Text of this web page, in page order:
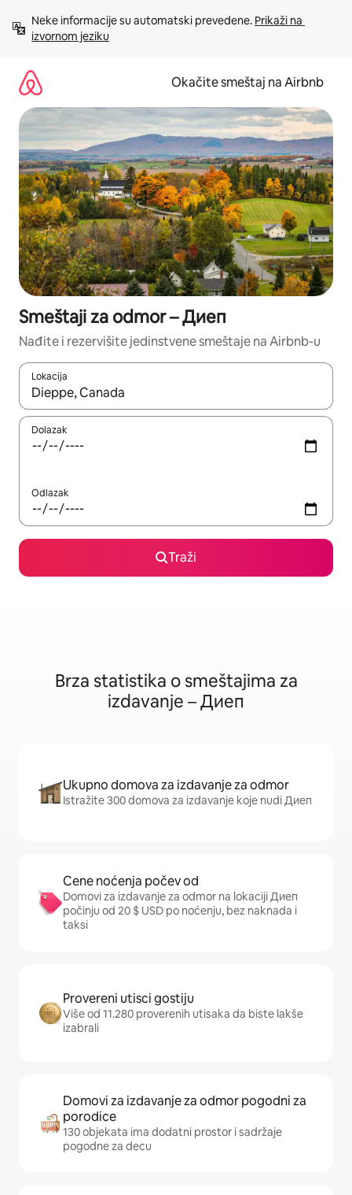
sadržaj
Neke informacije su automatski prevedene. Prikaži na
izvornom jeziku
Okačite smeštaj na Airbnb
Smeštaji za odmor – Диеп
Nađite i rezervišite jedinstvene smeštaje na Airbnb-u
Lokacija
Kad su rezultati dostupni, možete da se krećete kroz njih
Dolazak
Odlazak
Traži
Brza statistika o smeštajima za
izdavanje – Диеп
Ukupno domova za izdavanje za odmor
Istražite 300 domova za izdavanje koje nudi Диеп
Cene noćenja počev od
Domovi za izdavanje za odmor na lokaciji Диеп
počinju od 20 $ USD po noćenju, bez naknada i
taksi
Provereni utisci gostiju
Više od 11.280 proverenih utisaka da biste lakše
izabrali
Domovi za izdavanje za odmor pogodni za
porodice
130 objekata ima dodatni prostor i sadržaje
pogodne za decu